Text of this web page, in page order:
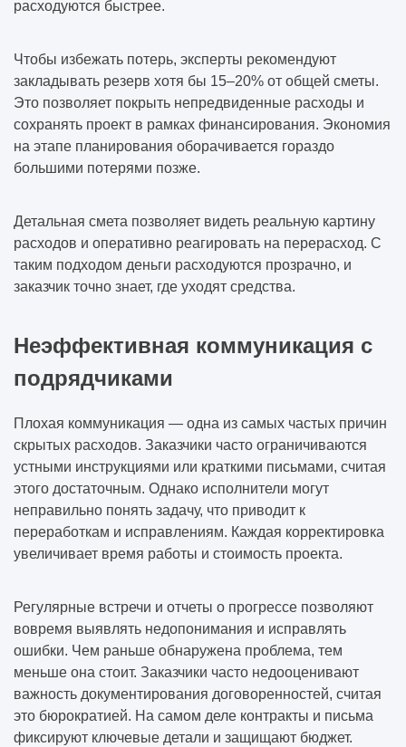
расходуются быстрее.
Чтобы избежать потерь, эксперты рекомендуют
закладывать резерв хотя бы 15–20% от общей сметы.
Это позволяет покрыть непредвиденные расходы и
сохранять проект в рамках финансирования. Экономия
на этапе планирования оборачивается гораздо
большими потерями позже.
Детальная смета позволяет видеть реальную картину
расходов и оперативно реагировать на перерасход. С
таким подходом деньги расходуются прозрачно, и
заказчик точно знает, где уходят средства.
Неэффективная коммуникация с
подрядчиками
Плохая коммуникация — одна из самых частых причин
скрытых расходов. Заказчики часто ограничиваются
устными инструкциями или краткими письмами, считая
этого достаточным. Однако исполнители могут
неправильно понять задачу, что приводит к
переработкам и исправлениям. Каждая корректировка
увеличивает время работы и стоимость проекта.
Регулярные встречи и отчеты о прогрессе позволяют
вовремя выявлять недопонимания и исправлять
ошибки. Чем раньше обнаружена проблема, тем
меньше она стоит. Заказчики часто недооценивают
важность документирования договоренностей, считая
это бюрократией. На самом деле контракты и письма
фиксируют ключевые детали и защищают бюджет.